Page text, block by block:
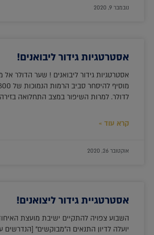
נובמבר 9, 2020
אסטרטגיות גידור ליבואנים!
אסטרטגיות גידור ליבואנים ! שער הדולר
לדולר. למרות השיפור במצב התחלואה
קרא עוד »
אוקטובר 26, 2020
אסטרטגיית גידור ליצואנים!
השבוע צפויה להתקיים ישיבת מועצת
יועלה לדיון התנאים ה"מבוקשים" [הנדרשים